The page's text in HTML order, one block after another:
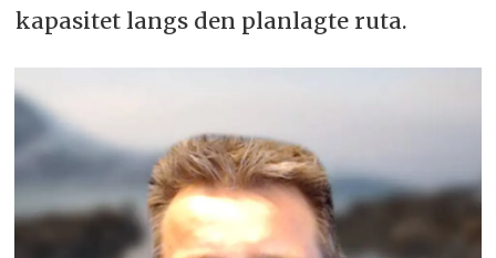
kapasitet langs den planlagte ruta.